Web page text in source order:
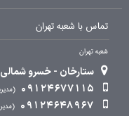
تماس با شعبه تهران
شعبه تهران
ستارخان - خسرو شمالی -
09124677115
09124648967